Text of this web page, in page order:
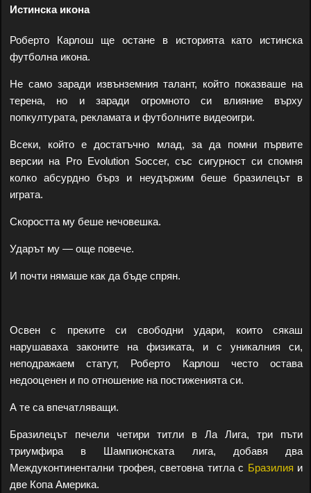
Истинска икона
Роберто Карлош ще остане в историята като истинска
футболна икона.
Не само заради извънземния талант, който показваше на
терена, но и заради огромното си влияние върху
попкултурата, рекламата и футболните видеоигри.
Всеки, който е достатъчно млад, за да помни първите
версии на Pro Evolution Soccer, със сигурност си спомня
колко абсурдно бърз и неудържим беше бразилецът в
играта.
Скоростта му беше нечовешка.
Ударът му — още повече.
И почти нямаше как да бъде спрян.
Освен с преките си свободни удари, които сякаш
нарушаваха законите на физиката, и с уникалния си,
неподражаем статут, Роберто Карлош често остава
недооценен и по отношение на постиженията си.
А те са впечатляващи.
Бразилецът печели четири титли в Ла Лига, три пъти
триумфира в Шампионската лига, добавя два
Междуконтинентални трофея, световна титла с Бразилия и
две Копа Америка.